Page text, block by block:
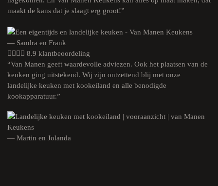
maakt de kans dat je slaagt erg groot!”
— Sandra en Frank
8.9 klantbeoordeling
“Van Manen geeft waardevolle adviezen. Ook het plaatsen van de
keuken ging uitstekend. Wij zijn ontzettend blij met onze
landelijke keuken met kookeiland en alle benodigde
kookapparatuur.”
— Martin en Jolanda